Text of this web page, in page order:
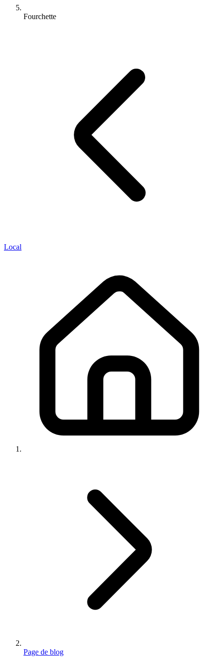
Fourchette
Local
Page de blog